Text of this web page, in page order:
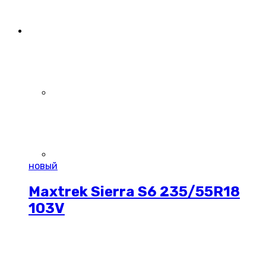
новый
Maxtrek Sierra S6 235/55R18
103V